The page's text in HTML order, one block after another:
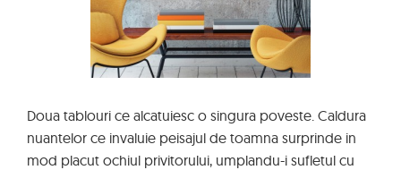
Doua tablouri ce alcatuiesc o singura poveste. Caldura
nuantelor ce invaluie peisajul de toamna surprinde in
mod placut ochiul privitorului, umplandu-i sufletul cu